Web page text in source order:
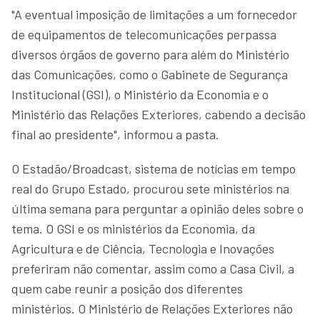
"A eventual imposição de limitações a um fornecedor
de equipamentos de telecomunicações perpassa
diversos órgãos de governo para além do Ministério
das Comunicações, como o Gabinete de Segurança
Institucional (GSI), o Ministério da Economia e o
Ministério das Relações Exteriores, cabendo a decisão
final ao presidente", informou a pasta.
O Estadão/Broadcast, sistema de notícias em tempo
real do Grupo Estado, procurou sete ministérios na
última semana para perguntar a opinião deles sobre o
tema. O GSI e os ministérios da Economia, da
Agricultura e de Ciência, Tecnologia e Inovações
preferiram não comentar, assim como a Casa Civil, a
quem cabe reunir a posição dos diferentes
ministérios. O Ministério de Relações Exteriores não